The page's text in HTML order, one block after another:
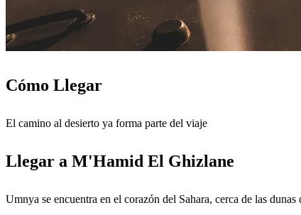
Cómo Llegar
El camino al desierto ya forma parte del viaje
Llegar a M'Hamid El Ghizlane
Umnya se encuentra en el corazón del Sahara, cerca de las